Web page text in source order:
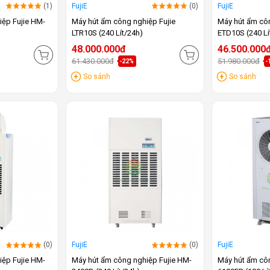
(1)
Fujie HM-
FujiE (0)
Máy hút ẩm công nghiệp Fujie
LTR10S (240 Lít/24h)
48.000.000đ
61.430.000đ -22%
So sánh
FujiE
Máy hút ẩm
ETD10S (240
51.980.000đ -
So sánh
(0)
Fujie HM-
FujiE (0)
Máy hút ẩm công nghiệp Fujie HM-
FujiE
Máy hút ẩm